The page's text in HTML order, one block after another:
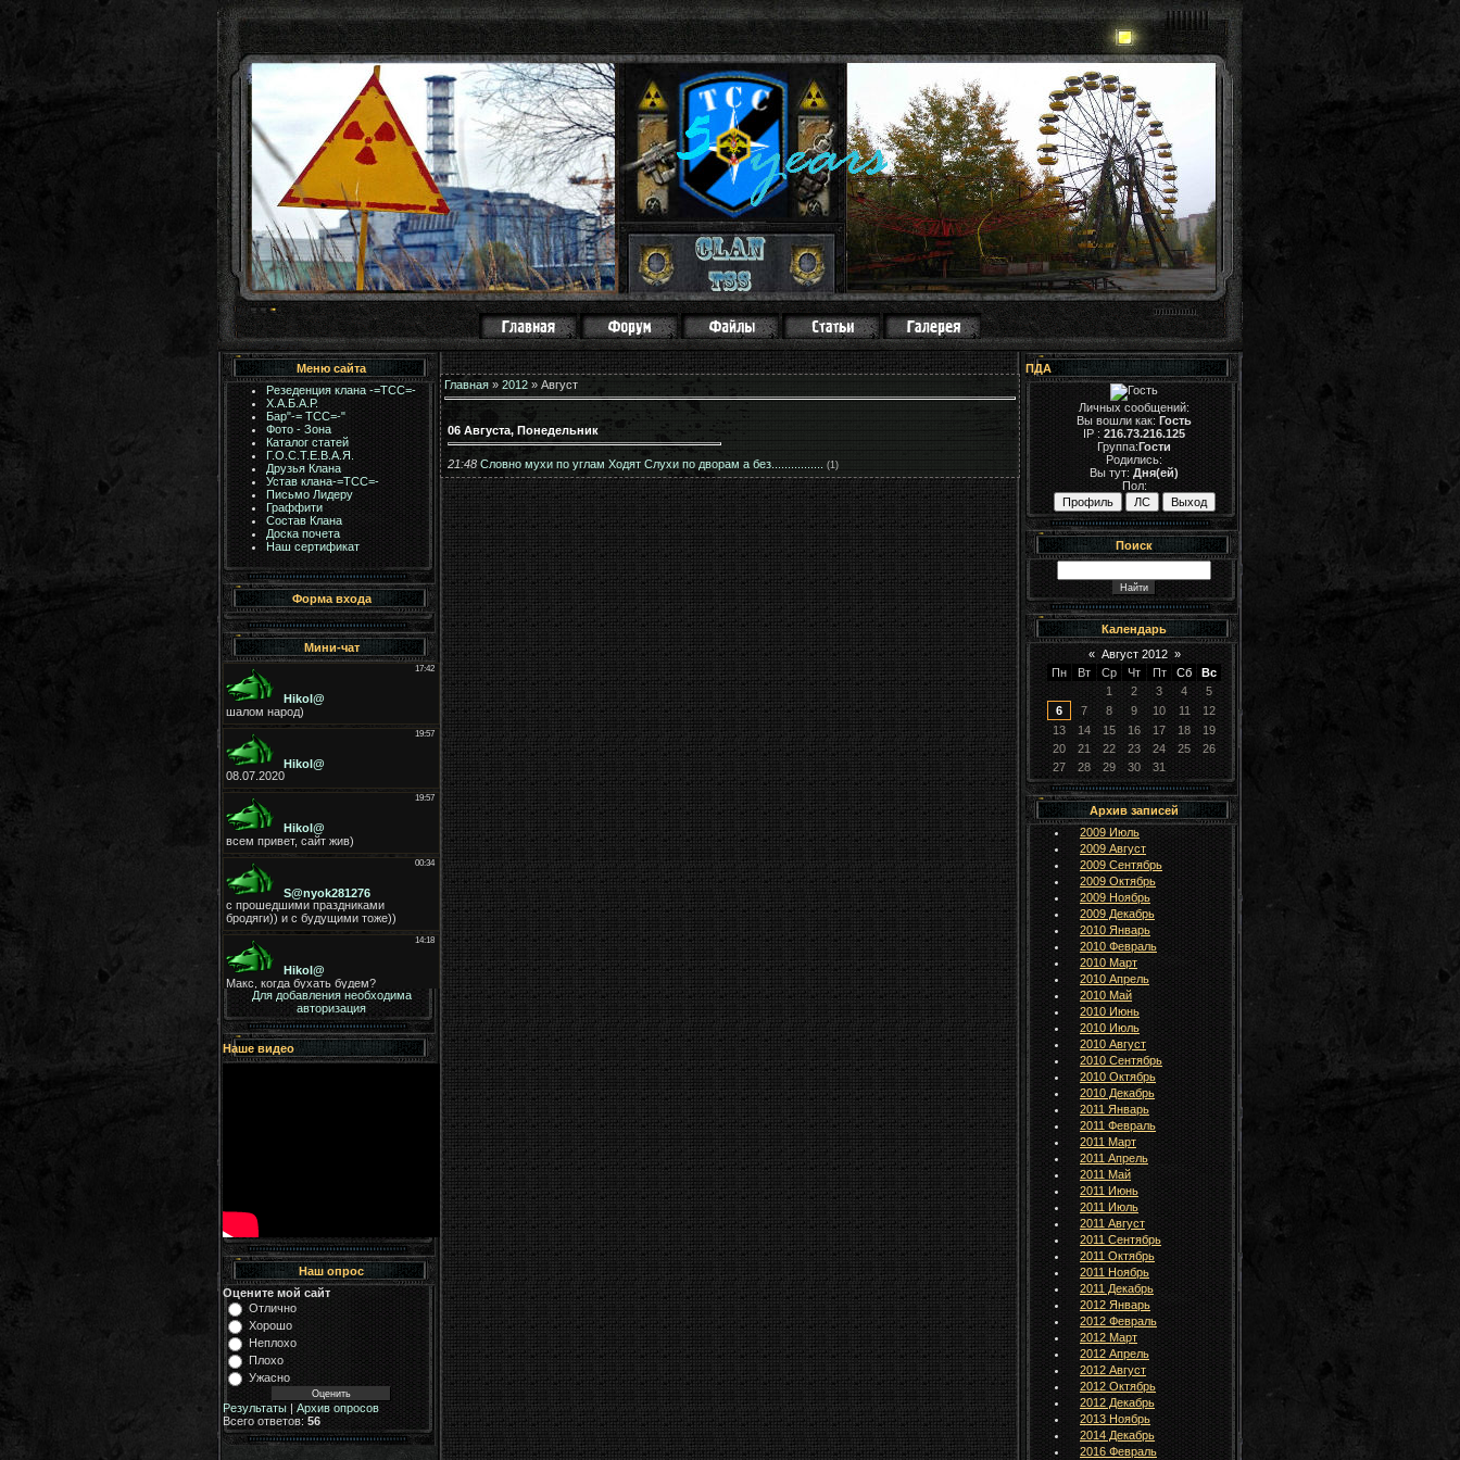
Меню сайта
Резеденция клана -=ТСС=-
Х.А.Б.А.Р.
Бар"-= TCC=-"
Фото - Зона
Каталог статей
Г.О.С.Т.Е.В.А.Я.
Друзья Клана
Устав клана-=ТСС=-
Письмо Лидеру
Граффити
Состав Клана
Доска почета
Наш сертификат
Форма входа
Мини-чат
Для добавления необходима
авторизация
Наше видео
Наш опрос
Оцените мой сайт
Отлично
Хорошо
Неплохо
Плохо
Ужасно
Результаты | Архив опросов
Всего ответов: 56
Главная » 2012 » Август
06 Августа, Понедельник
21:48 Словно мухи по углам Ходят Слухи по дворам а без................ (1)
ПДА
Личных сообщений:
Вы вошли как: Гость
IP : 216.73.216.125
Группа:Гости
Родились:
Вы тут: Дня(ей)
Пол:
Поиск
Календарь
« Август 2012 »
Пн
Вт Ср Чт Пт Сб
Вс
1
2 3 4
5
6
7 8 9 10 11
12
13
14 15 16 17 18
19
20
21 22 23 24 25
26
27
28 29 30 31
Архив записей
2009 Июль
2009 Август
2009 Сентябрь
2009 Октябрь
2009 Ноябрь
2009 Декабрь
2010 Январь
2010 Февраль
2010 Март
2010 Апрель
2010 Май
2010 Июнь
2010 Июль
2010 Август
2010 Сентябрь
2010 Октябрь
2010 Декабрь
2011 Январь
2011 Февраль
2011 Март
2011 Апрель
2011 Май
2011 Июнь
2011 Июль
2011 Август
2011 Сентябрь
2011 Октябрь
2011 Ноябрь
2011 Декабрь
2012 Январь
2012 Февраль
2012 Март
2012 Апрель
2012 Август
2012 Октябрь
2012 Декабрь
2013 Ноябрь
2014 Декабрь
2016 Февраль